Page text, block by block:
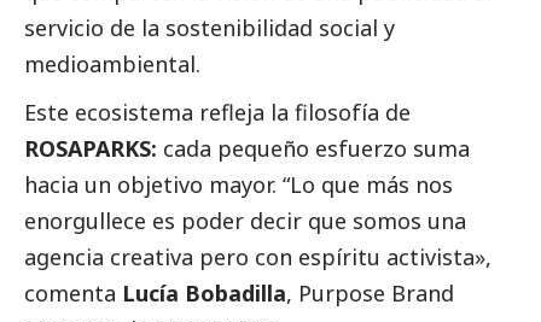
servicio de la sostenibilidad social y
medioambiental.
Este ecosistema refleja la filosofía de
ROSAPARKS: cada pequeño esfuerzo suma
hacia un objetivo mayor. “Lo que más nos
enorgullece es poder decir que somos una
agencia creativa pero con espíritu activista»,
comenta Lucía Bobadilla, Purpose Brand